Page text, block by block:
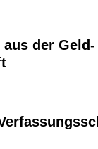
der Geld-